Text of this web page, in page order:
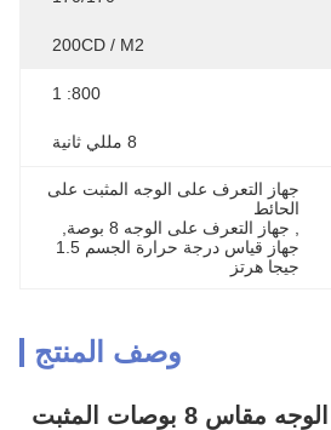
200CD / M2
800: 1
8 مللي ثانية
الحائط
جهاز التعرف على الوجه 8 بوصة
جيجا هرتز
وصف المنتج
جهاز التعرف على الوجه مقاس 8 بوصات المثبت